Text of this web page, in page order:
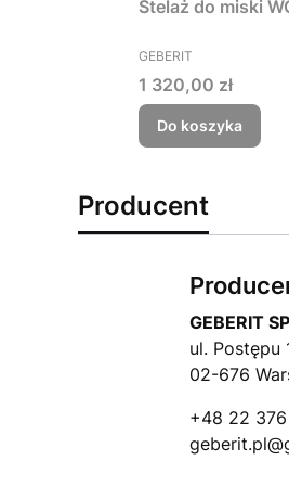
PRODUCENT
GEBERIT
Cena
1 320,00 zł
Do koszyka
Producent
GEBERIT
ul. Postępu
02-676
+48 22